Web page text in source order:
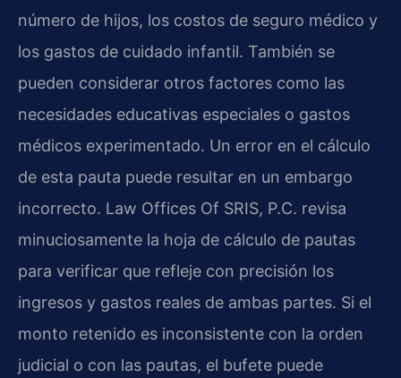
número de hijos, los costos de seguro médico y
los gastos de cuidado infantil. También se
pueden considerar otros factores como las
necesidades educativas especiales o gastos
médicos experimentado. Un error en el cálculo
de esta pauta puede resultar en un embargo
incorrecto. Law Offices Of SRIS, P.C. revisa
minuciosamente la hoja de cálculo de pautas
para verificar que refleje con precisión los
ingresos y gastos reales de ambas partes. Si el
monto retenido es inconsistente con la orden
judicial o con las pautas, el bufete puede